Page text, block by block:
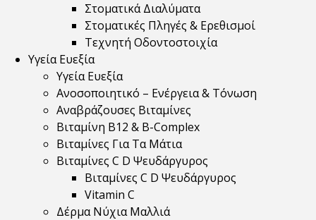
Στοματικά Διαλύματα
Στοματικές Πληγές & Ερεθισμοί
Τεχνητή Οδοντοστοιχία
Υγεία Ευεξία
Υγεία Ευεξία
Ανοσοποιητικό – Ενέργεια & Τόνωση
Αναβράζουσες Βιταμίνες
Βιταμίνη B12 & Β-Complex
Βιταμίνες Για Τα Μάτια
Βιταμίνες C D Ψευδάργυρος
Βιταμίνες C D Ψευδάργυρος
Vitamin C
Δέρμα Νύχια Μαλλιά